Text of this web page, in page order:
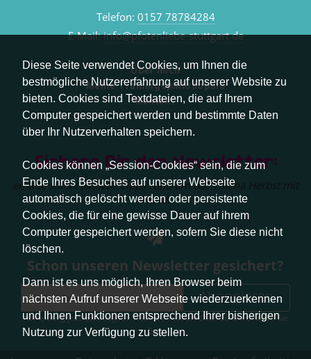
Diese Seite verwendet Cookies, um Ihnen die
bestmögliche Nutzererfahrung auf unserer Website zu
bieten. Cookies sind Textdateien, die auf Ihrem
Computer gespeichert werden und bestimmte Daten
über Ihr Nutzerverhalten speichern.
Cookies können „Session-Cookies“ sein, die zum
Ende Ihres Besuches auf unserer Webseite
automatisch gelöscht werden oder persistente
Cookies, die für eine gewisse Dauer auf ihrem
Computer gespeichert werden, sofern Sie diese nicht
löschen.
Dann ist es uns möglich, Ihren Browser beim
nächsten Aufruf unserer Webseite wiederzuerkennen
und Ihnen Funktionen entsprechend Ihrer bisherigen
Nutzung zur Verfügung zu stellen.
Telefon: 0157 78784284
E-Mail:info@pfotenliebe-stuttgart.de
Über mich
Meine Trainingsphilosophie
Kontakt
Sichere Dir den Newsletter:
erhalte sofort aktuelle Tipps rund um das Thema Herbst mit
Hund.
Schon unseren Newsletter gesichert?
Abonnieren
Abmeldung jederzeit möglich. Weitere Infos zum Datenschutz erhalten Sie
hier.